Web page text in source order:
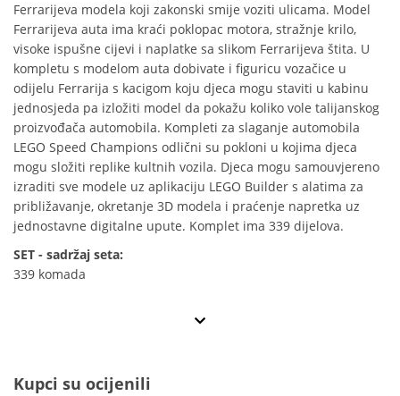
Ferrarijeva modela koji zakonski smije voziti ulicama. Model
Ferrarijeva auta ima kraći poklopac motora, stražnje krilo,
visoke ispušne cijevi i naplatke sa slikom Ferrarijeva štita. U
kompletu s modelom auta dobivate i figuricu vozačice u
odijelu Ferrarija s kacigom koju djeca mogu staviti u kabinu
jednosjeda pa izložiti model da pokažu koliko vole talijanskog
proizvođača automobila. Kompleti za slaganje automobila
LEGO Speed Champions odlični su pokloni u kojima djeca
mogu složiti replike kultnih vozila. Djeca mogu samouvjereno
izraditi sve modele uz aplikaciju LEGO Builder s alatima za
približavanje, okretanje 3D modela i praćenje napretka uz
jednostavne digitalne upute. Komplet ima 339 dijelova.
SET - sadržaj seta:
339 komada
Kupci su ocijenili